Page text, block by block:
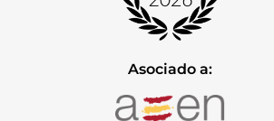
Asociado a: